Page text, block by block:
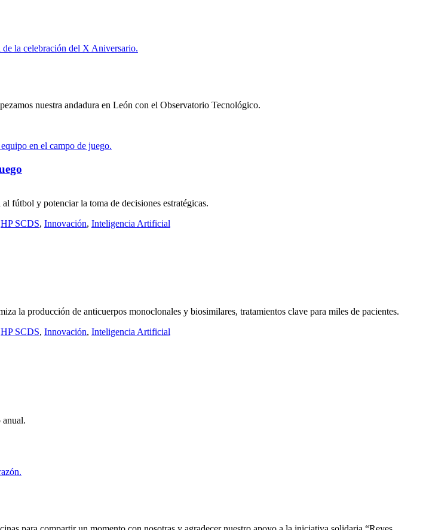
nuestra andadura en León con el Observatorio Tecnológico.
fútbol y potenciar la toma de decisiones estratégicas.
HP SCDS, Innovación, Inteligencia Artificial
la producción de anticuerpos monoclonales y biosimilares, tratamientos clave para miles de pacientes.
HP SCDS, Innovación, Inteligencia Artificial
anual.